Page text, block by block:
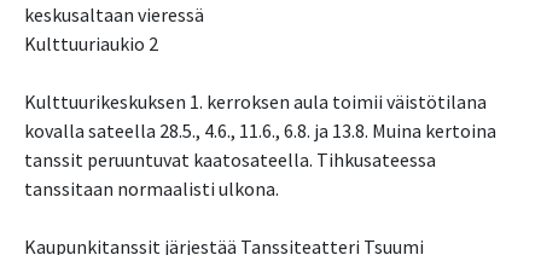
keskusaltaan vieressä
Kulttuuriaukio 2
Kulttuurikeskuksen 1. kerroksen aula toimii väistötilana
kovalla sateella 28.5., 4.6., 11.6., 6.8. ja 13.8. Muina kertoina
tanssit peruuntuvat kaatosateella. Tihkusateessa
tanssitaan normaalisti ulkona.
Kaupunkitanssit järjestää Tanssiteatteri Tsuumi